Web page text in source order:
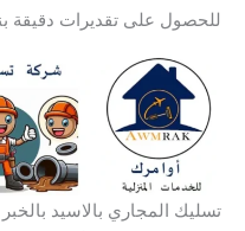
للحصول على تقديرات دقيقة
تسليك المجاري بالاسيد بالخبر